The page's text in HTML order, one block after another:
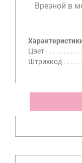
Врезной в
Цвет
Штрихкод